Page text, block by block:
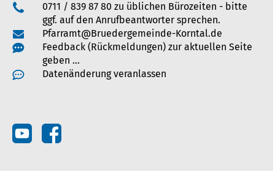
0711 / 839 87 80 zu üblichen Bürozeiten - bitte
ggf. auf den Anrufbeantworter sprechen.
Pfarramt@Bruedergemeinde-Korntal.de
Feedback (Rückmeldungen) zur aktuellen Seite
geben …
Datenänderung veranlassen